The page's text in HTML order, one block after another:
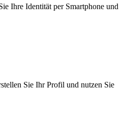
Ihre Identität per Smartphone und
Sie Ihr Profil und nutzen Sie